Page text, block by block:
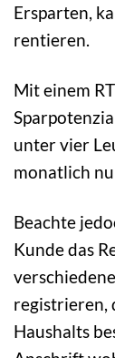
Ersparten,
rentieren.
Mit einem
unter vier
monatlich
Beachte
Kunde das
registrieren,
Haushalts